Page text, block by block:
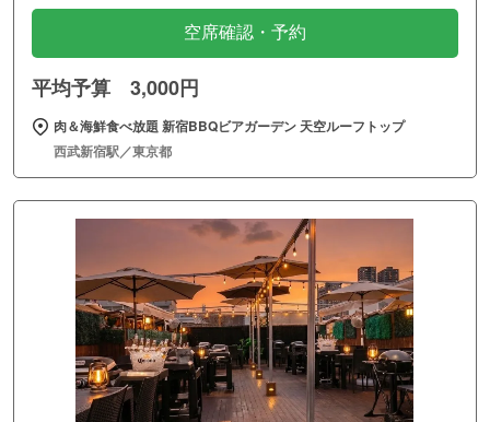
空席確認・予約
平均予算 3,000円
肉＆海鮮食べ放題 新宿BBQビアガーデン 天空ルーフトップ
西武新宿駅／東京都